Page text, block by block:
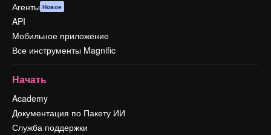
Агенты Новое
API
Мобильное приложение
Все инструменты Magnific
Начать
Academy
Документация по Пакету ИИ
Служба поддержки